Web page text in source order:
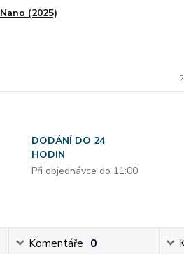
(2025)
DODÁNÍ DO 24
HODIN
Při objednávce do 11:00
Komentáře 0